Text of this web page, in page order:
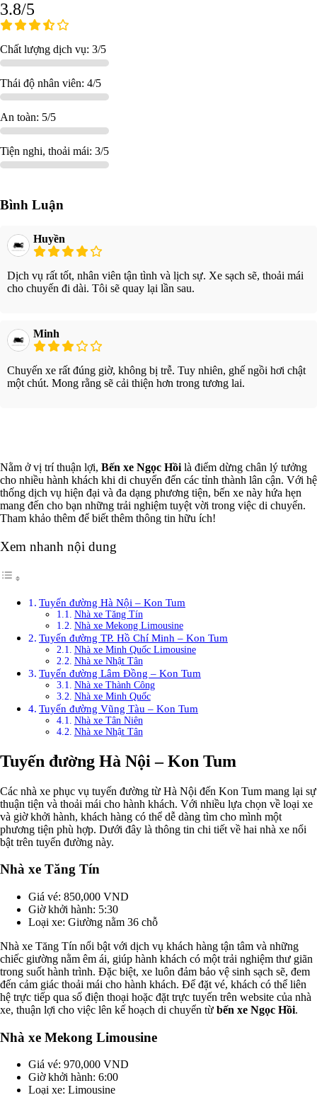
3.8/5
Chất lượng dịch vụ: 3/5
Thái độ nhân viên: 4/5
An toàn: 5/5
Tiện nghi, thoải mái: 3/5
Bình Luận
Huyền
Dịch vụ rất tốt, nhân viên tận tình và lịch sự. Xe sạch sẽ, thoải mái
cho chuyến đi dài. Tôi sẽ quay lại lần sau.
Minh
Chuyến xe rất đúng giờ, không bị trễ. Tuy nhiên, ghế ngồi hơi chật
một chút. Mong rằng sẽ cải thiện hơn trong tương lai.
Nằm ở vị trí thuận lợi, Bến xe Ngọc Hồi là điểm dừng chân lý tưởng
cho nhiều hành khách khi di chuyển đến các tỉnh thành lân cận. Với hệ
thống dịch vụ hiện đại và đa dạng phương tiện, bến xe này hứa hẹn
mang đến cho bạn những trải nghiệm tuyệt vời trong việc di chuyển.
Tham khảo thêm để biết thêm thông tin hữu ích!
Xem nhanh nội dung
Tuyến đường Hà Nội – Kon Tum
Nhà xe Tăng Tín
Nhà xe Mekong Limousine
Tuyến đường TP. Hồ Chí Minh – Kon Tum
Nhà xe Minh Quốc Limousine
Nhà xe Nhật Tân
Tuyến đường Lâm Đồng – Kon Tum
Nhà xe Thành Công
Nhà xe Minh Quốc
Tuyến đường Vũng Tàu – Kon Tum
Nhà xe Tân Niên
Nhà xe Nhật Tân
Tuyến đường Hà Nội – Kon Tum
Các nhà xe phục vụ tuyến đường từ Hà Nội đến Kon Tum mang lại sự
thuận tiện và thoải mái cho hành khách. Với nhiều lựa chọn về loại xe
và giờ khởi hành, khách hàng có thể dễ dàng tìm cho mình một
phương tiện phù hợp. Dưới đây là thông tin chi tiết về hai nhà xe nổi
bật trên tuyến đường này.
Nhà xe Tăng Tín
Giá vé: 850,000 VND
Giờ khởi hành: 5:30
Loại xe: Giường nằm 36 chỗ
Nhà xe Tăng Tín nổi bật với dịch vụ khách hàng tận tâm và những
chiếc giường nằm êm ái, giúp hành khách có một trải nghiệm thư giãn
trong suốt hành trình. Đặc biệt, xe luôn đảm bảo vệ sinh sạch sẽ, đem
đến cảm giác thoải mái cho hành khách. Để đặt vé, khách có thể liên
hệ trực tiếp qua số điện thoại hoặc đặt trực tuyến trên website của nhà
xe, thuận lợi cho việc lên kế hoạch di chuyển từ bến xe Ngọc Hồi.
Nhà xe Mekong Limousine
Giá vé: 970,000 VND
Giờ khởi hành: 6:00
Loại xe: Limousine